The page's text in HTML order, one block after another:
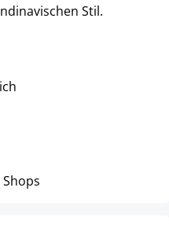
Stil.